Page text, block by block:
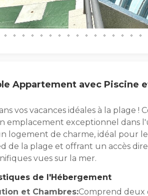
Appartement avec Piscine
vos vacances idéales à la plage
emplacement exceptionnel dans
logement de charme, idéal pour
de la plage et offrant un accès
vues sur la mer.
de l'Hébergement
et Chambres:Comprend deux